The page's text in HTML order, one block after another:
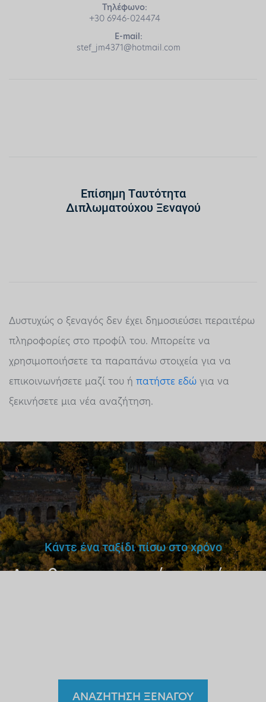
Τηλέφωνο:
+30 6946-024474
E-mail:
stef_jm4371@hotmail.com
Επίσημη Ταυτότητα
Διπλωματούχου Ξεναγού
Δυστυχώς ο ξεναγός δεν έχει δημοσιεύσει περαιτέρω
πληροφορίες στο προφίλ του. Μπορείτε να
χρησιμοποιήσετε τα παραπάνω στοιχεία για να
επικοινωνήσετε μαζί του ή πατήστε εδώ για να
ξεκινήσετε μια νέα αναζήτηση.
Κάντε ένα ταξίδι πίσω στο χρόνο
Δεν θα εμπιστευόσουν έναν
ΑΝΑΖΗΤΗΣΗ ΞΕΝΑΓΟΥ